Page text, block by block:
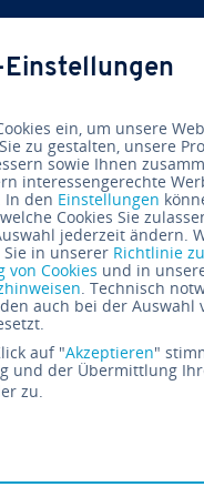
– das
den PHP-
Auf Auf
Web-Ap­pli­ca­ti­on-
einem
Zentrales Design-Ziel
ist es der
an Per­for­mance
Einstellungen
ein, um unsere
zu gestalten, unsere
sowie Ihnen
interessengerechte
In den Einstellungen
Cookies Sie
jederzeit ändern.
in unserer Richtlinie
von Cookies und in
. Technisch
auch bei der Auswahl
auf "Akzeptieren"
und der Übermittlung
zu.